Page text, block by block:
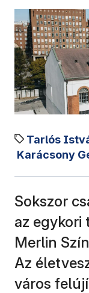
Tarlós
Karácsony
Sokszor
az egykori
Merlin
Az
város